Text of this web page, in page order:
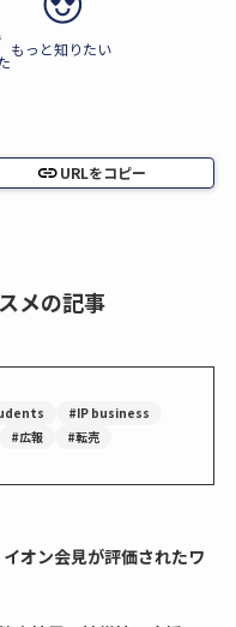
もっと知りたい
URLをコピー
メの記事
#IP business
#広報 #転売
オン会見が評価されたワ